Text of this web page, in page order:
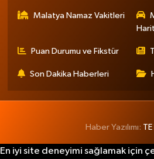
Malatya Namaz Vakitleri
Puan Durumu ve Fikstür
Son Dakika Haberleri
Haber Yazılımı:
En iyi site deneyimi sağlamak için